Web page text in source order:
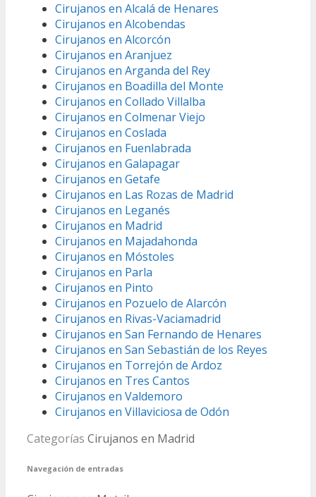
Cirujanos en Alcalá de Henares
Cirujanos en Alcobendas
Cirujanos en Alcorcón
Cirujanos en Aranjuez
Cirujanos en Arganda del Rey
Cirujanos en Boadilla del Monte
Cirujanos en Collado Villalba
Cirujanos en Colmenar Viejo
Cirujanos en Coslada
Cirujanos en Fuenlabrada
Cirujanos en Galapagar
Cirujanos en Getafe
Cirujanos en Las Rozas de Madrid
Cirujanos en Leganés
Cirujanos en Madrid
Cirujanos en Majadahonda
Cirujanos en Móstoles
Cirujanos en Parla
Cirujanos en Pinto
Cirujanos en Pozuelo de Alarcón
Cirujanos en Rivas-Vaciamadrid
Cirujanos en San Fernando de Henares
Cirujanos en San Sebastián de los Reyes
Cirujanos en Torrejón de Ardoz
Cirujanos en Tres Cantos
Cirujanos en Valdemoro
Cirujanos en Villaviciosa de Odón
Categorías Cirujanos en Madrid
Navegación de entradas